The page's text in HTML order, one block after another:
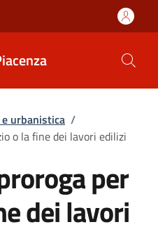
urbanistica /
o la fine dei lavori edilizi
per
dei lavori